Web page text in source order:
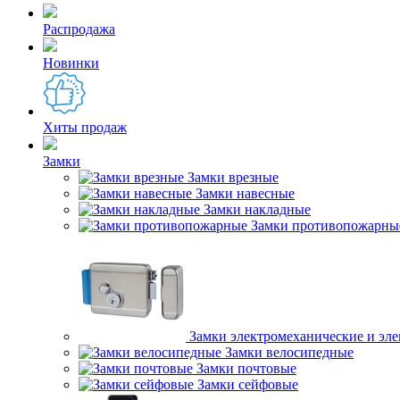
Распродажа
Новинки
Хиты продаж
Замки
Замки врезные
Замки навесные
Замки накладные
Замки
Замки электромеханические и
Замки велосипедные
Замки почтовые
Замки сейфовые